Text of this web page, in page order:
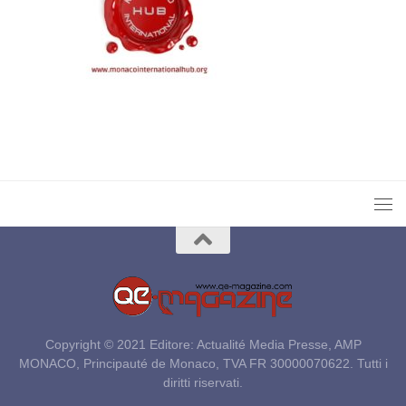
Copyright © 2021 Editore: Actualité Media Presse, AMP
MONACO, Principauté de Monaco, TVA FR 30000070622. Tutti i
diritti riservati.